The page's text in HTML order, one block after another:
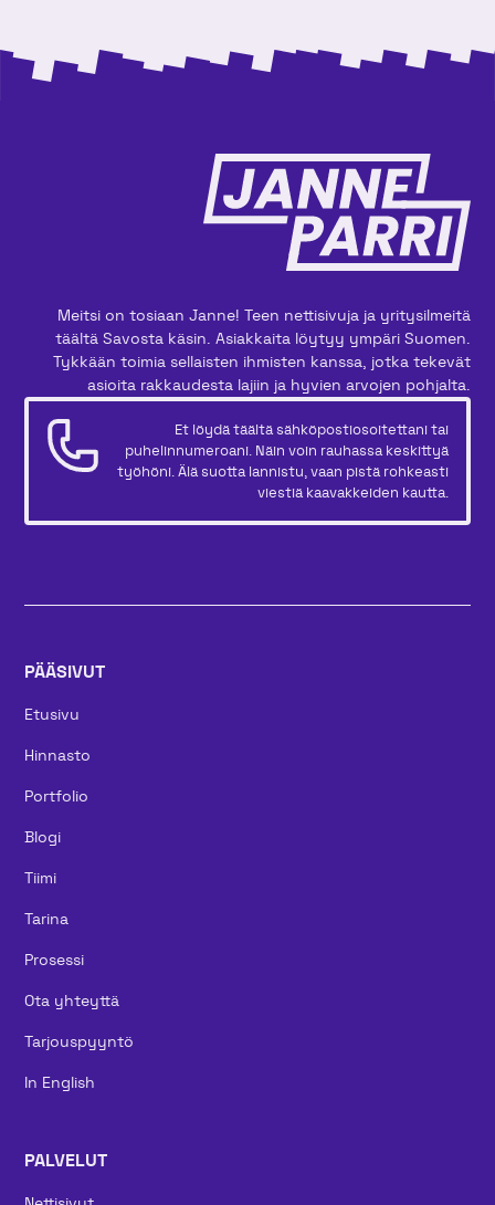
Meitsi on tosiaan Janne! Teen nettisivuja ja yritysilmeitä
täältä Savosta käsin. Asiakkaita löytyy ympäri Suomen.
Tykkään toimia sellaisten ihmisten kanssa, jotka tekevät
asioita rakkaudesta lajiin ja hyvien arvojen pohjalta.
Et löydä täältä sähköpostiosoitettani tai
puhelinnumeroani. Näin voin rauhassa keskittyä
työhöni. Älä suotta lannistu, vaan pistä rohkeasti
viestiä kaavakkeiden kautta.
PÄÄSIVUT
Etusivu
Hinnasto
Portfolio
Blogi
Tiimi
Tarina
Prosessi
Ota yhteyttä
Tarjouspyyntö
In English
PALVELUT